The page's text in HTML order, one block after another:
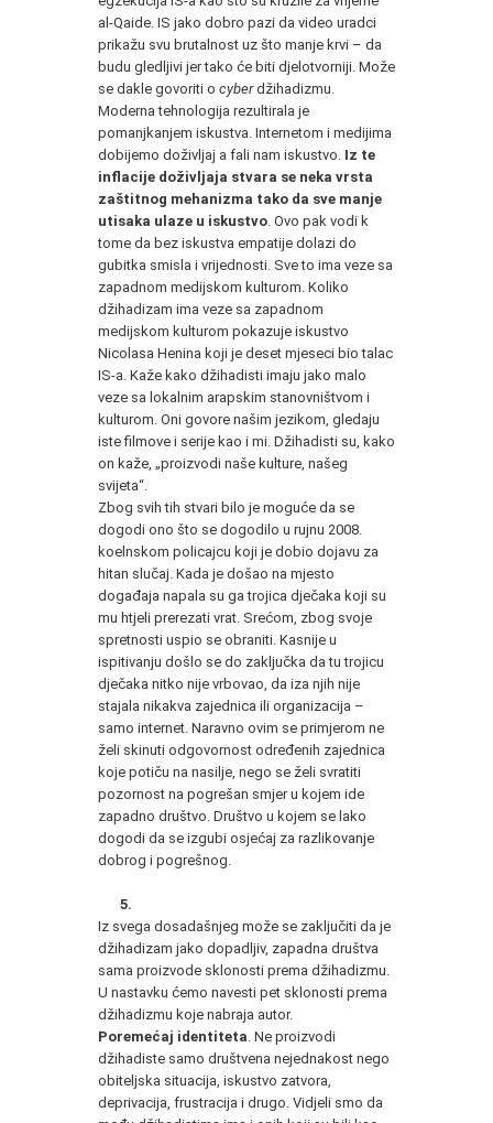
al-Qaide. IS jako dobro pazi da video uradci
prikažu svu brutalnost uz što manje krvi – da
budu gledljivi jer tako će biti djelotvorniji. Može
se dakle govoriti o cyberdžihadizmu.
Moderna tehnologija rezultirala je
pomanjkanjem iskustva. Internetom i medijima
dobijemo doživljaj a fali nam iskustvo. Iz te
inflacije doživljaja stvara se neka vrsta
zaštitnog mehanizma tako da sve manje
utisaka ulaze u iskustvo . Ovo pak vodi k
tome da bez iskustva empatije dolazi do
gubitka smisla i vrijednosti. Sve to ima veze sa
zapadnom medijskom kulturom. Koliko
džihadizam ima veze sa zapadnom
medijskom kulturom pokazuje iskustvo
Nicolasa Henina koji je deset mjeseci bio talac
IS-a. Kaže kako džihadisti imaju jako malo
veze sa lokalnim arapskim stanovništvom i
kulturom. Oni govore našim jezikom, gledaju
iste filmove i serije kao i mi. Džihadisti su, kako
on kaže, „proizvodi naše kulture, našeg
svijeta“.
Zbog svih tih stvari bilo je moguće da se
dogodi ono što se dogodilo u rujnu 2008.
koelnskom policajcu koji je dobio dojavu za
hitan slučaj. Kada je došao na mjesto
događaja napala su ga trojica dječaka koji su
mu htjeli prerezati vrat. Srećom, zbog svoje
spretnosti uspio se obraniti. Kasnije u
ispitivanju došlo se do zaključka da tu trojicu
dječaka nitko nije vrbovao, da iza njih nije
stajala nikakva zajednica ili organizacija –
samo internet. Naravno ovim se primjerom ne
želi skinuti odgovornost određenih zajednica
koje potiču na nasilje, nego se želi svratiti
pozornost na pogrešan smjer u kojem ide
zapadno društvo. Društvo u kojem se lako
dogodi da se izgubi osjećaj za razlikovanje
dobrog i pogrešnog.
5.
Iz svega dosadašnjeg može se zaključiti da je
džihadizam jako dopadljiv, zapadna društva
sama proizvode sklonosti prema džihadizmu.
U nastavku ćemo navesti pet sklonosti prema
džihadizmu koje nabraja autor.
Poremećaj identiteta . Ne proizvodi
džihadiste samo društvena nejednakost nego
obiteljska situacija, iskustvo zatvora,
deprivacija, frustracija i drugo. Vidjeli smo da